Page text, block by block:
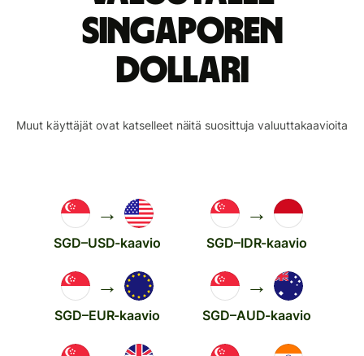
Singaporen
dollari
Muut käyttäjät ovat katselleet näitä suosittuja valuuttakaavioita
→
SGD–USD-kaavio
→
SGD–IDR-kaavio
→
SGD–EUR-kaavio
→
SGD–AUD-kaavio